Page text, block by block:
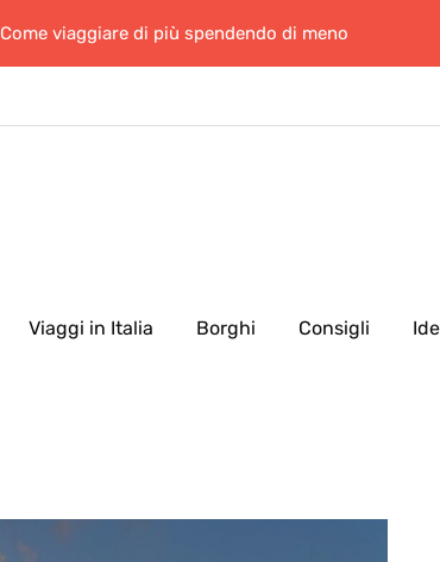
Come viaggiare di più spendendo di meno
Viaggi in Italia Borghi Consigli